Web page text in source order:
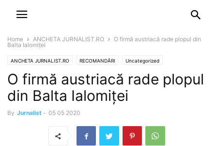
Home ANCHETA JURNALIST.RO
O firmă austriacă rade plopul din
Balta Ialomiței
ANCHETA JURNALIST.RO RECOMANDĂRI Uncategorized
O firmă austriacă rade plopul
din Balta Ialomiței
By Jurnalist - 05 05 2020